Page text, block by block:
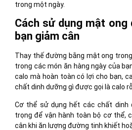
trong một ngày.
Cách sử dụng mật ong
bạn giảm cân
Thay thế đường bằng mật ong
trong các món ăn hàng ngày của
calo mà hoàn toàn có lợi cho bạn,
chất dinh dưỡng gì được gọi là calo
Cơ thể sử dụng hết các chất dinh
trọng để vận hành toàn bộ cơ thể,
cân khi ăn lượng đường tinh khiết